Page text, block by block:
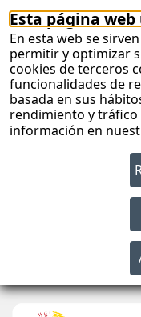
Esta página
En esta web se
permitir y optimizar
cookies de terceros
funcionalidades de
basada en sus
rendimiento y tráfico
información en